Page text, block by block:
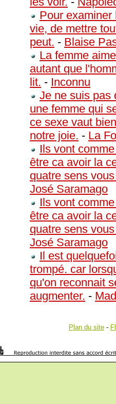
Pour
vie, de mettre
peut. - Blaise
La femme
autant que
lit. - Inconnu
Je ne suis pas
une femme qui
ce sexe vaut
notre joie. - La
Ils vont
être ca avoir la
quatre sens
José Saramago
Ils vont
être ca avoir la
quatre sens
José Saramago
Il est
trompé. car
qu'on reconnait
augmenter. -
Plan du site-